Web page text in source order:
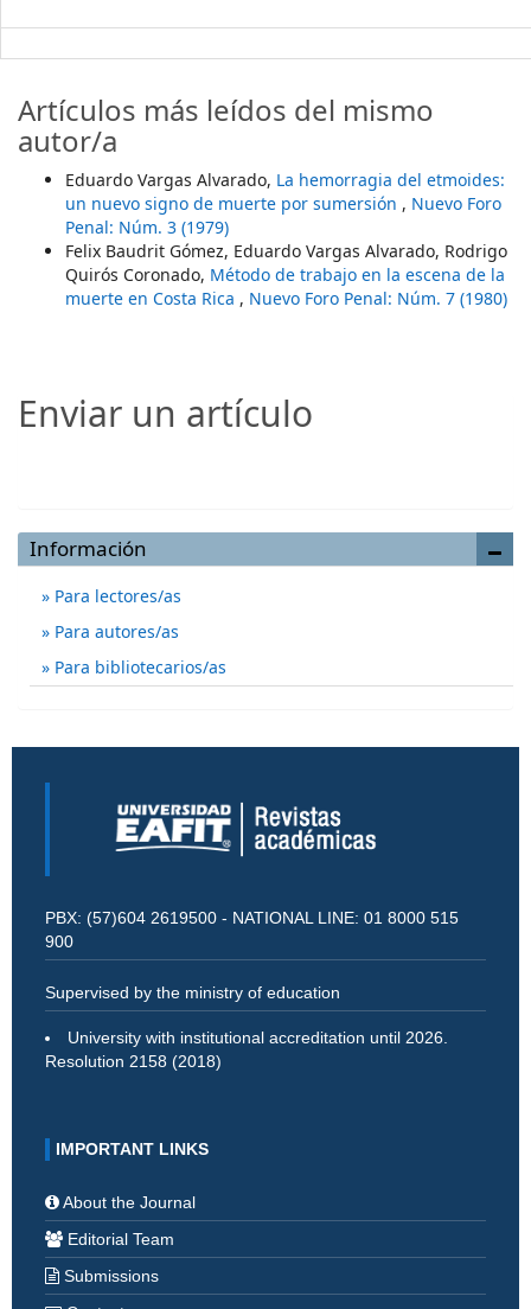
Artículos más leídos del mismo
autor/a
Eduardo Vargas Alvarado, La hemorragia del etmoides:
un nuevo signo de muerte por sumersión , Nuevo Foro
Penal: Núm. 3 (1979)
Felix Baudrit Gómez, Eduardo Vargas Alvarado, Rodrigo
Quirós Coronado, Método de trabajo en la escena de la
muerte en Costa Rica , Nuevo Foro Penal: Núm. 7 (1980)
Enviar un artículo
Información
Para lectores/as
Para autores/as
Para bibliotecarios/as
PBX: (57)604 2619500 - NATIONAL LINE: 01 8000 515
900
Supervised by the ministry of education
University with institutional accreditation until 2026.
Resolution 2158 (2018)
IMPORTANT LINKS
About the Journal
Editorial Team
Submissions